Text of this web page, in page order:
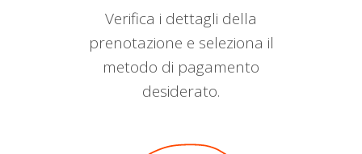
Verifica i dettagli della
prenotazione e seleziona il
metodo di pagamento
desiderato.